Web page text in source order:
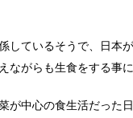
しているそうで、日本
ながらも生食をする事
が中心の食生活だった